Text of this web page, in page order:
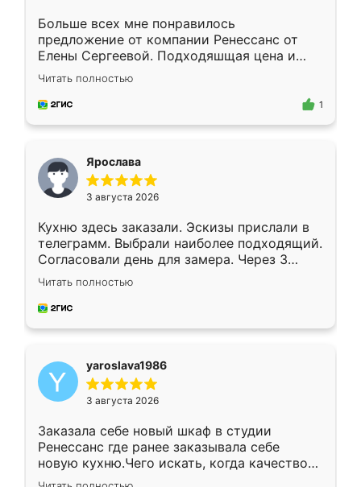
Больше всех мне понравилось
предложение от компании Ренессанс от
Елены Сергеевой. Подходяшщая цена и
короткие сроки изготовления. Приехавший
для замера сотрудник Владислав
предложил по моему эскизу самый
Читать полностью
1
Ярослава
3 августа 2026
Кухню здесь заказали. Эскизы прислали в
телеграмм. Выбрали наиболее подходящий.
Согласовали день для замера. Через 3
недели кухня была уже готова. Остались
довольны работой. Спасибо Ренессанс
мебель за качественную работу!
Читать полностью
yaroslava1986
3 августа 2026
Заказала себе новый шкаф в студии
Ренессанс где ранее заказывала себе
новую кухню.Чего искать, когда качеством
вполне довольна. Служит кухня уже почти